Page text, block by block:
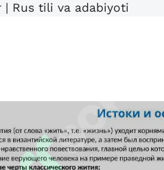
| Rus tili va adabiyoti